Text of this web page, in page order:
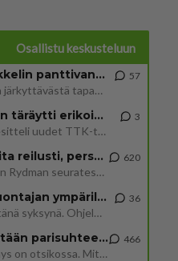
Osallistu keskusteluun
Muistatko Mikkelin panttivankidraaman?
Uusi draamasarja järkyttävästä tapauksesta on tulossa. Tositapahtumiin perustuva sarja ammentaa vuoden 1986 Mikkelin pan
57
Ernest Lawson täräytti erikoisen heiton TTK-lehdistötilaisuudessa: " Onko tässä tarkoituksena...?"
Ernest Lawson esitteli uudet TTK-tähtioppilaat ja opettajat torstaina 6.8. lehdistölle. Tulevalla kaudella on yksi hausk
3
Jos SDP ei voita reilusti, persut kumoavat demokratian Suomesta
Näin tekisi ainakin Rydman seuratessaan idolinsa Trumpin mallia https://www.is.fi/politiikka/art-2000012187244.html
620
Uuden TTK-juontajan ympärillä epätietoisuus sakenee - Nyt MTV hämmentää soppaa
TTK tulee taas tänä syksynä. Ohjelman uudet tähtioppilaat julkistetaan torstaina 6. elokuuta klo 14 alkavassa lehdistö
36
Mitä tuot pöytään parisuhteessa?
Siinäpä se kysymys on otsikossa. Mitäpä siis tuot/toisit pöytään parisuhteessa? Oletko mies vai nainen? Koetko sen mitä
466